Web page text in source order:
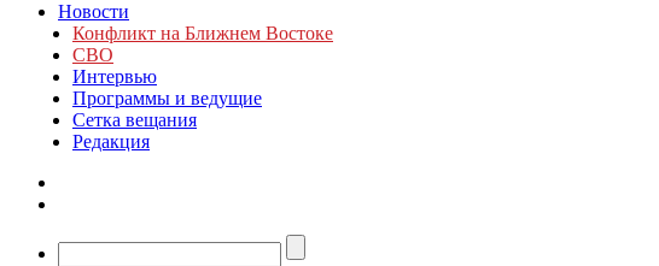
Новости
Конфликт на Ближнем Востоке
СВО
Интервью
Программы и ведущие
Сетка вещания
Редакция